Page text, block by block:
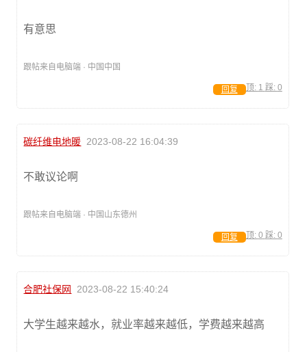
有意思
跟帖来自电脑端 · 中国中国
顶: 1 踩: 0
回复
碳纤维电地暖 2023-08-22 16:04:39
不敢议论啊
跟帖来自电脑端 · 中国山东德州
顶: 0 踩: 0
回复
合肥社保网 2023-08-22 15:40:24
大学生越来越水，就业率越来越低，学费越来越高